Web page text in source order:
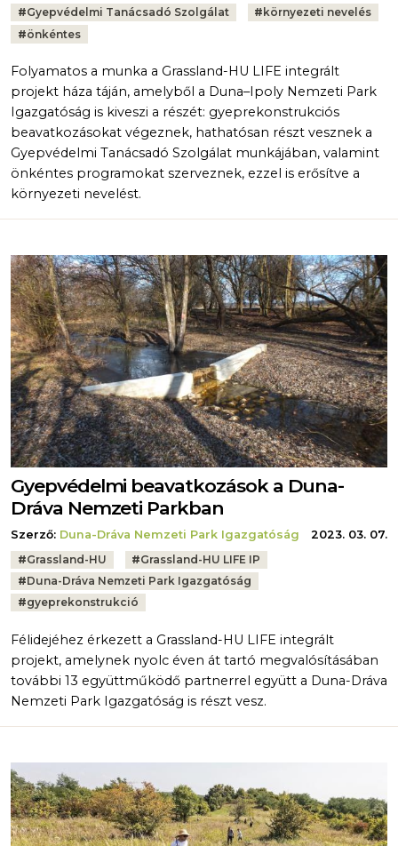
#Gyepvédelmi Tanácsadó Szolgálat # környezeti nevelés
#önkéntes
Folyamatos a munka a Grassland-HU LIFE integrált
projekt háza táján, amelyből a Duna–Ipoly Nemzeti Park
Igazgatóság is kiveszi a részét: gyeprekonstrukciós
beavatkozásokat végeznek, hathatósan részt vesznek a
Gyepvédelmi Tanácsadó Szolgálat munkájában, valamint
önkéntes programokat szerveznek, ezzel is erősítve a
környezeti nevelést.
Gyepvédelmi beavatkozások a Duna-
Dráva Nemzeti Parkban
Szerző: Duna-Dráva Nemzeti Park Igazgatóság
2023. 03. 07.
Tags:
#Grassland-HU #Grassland-HU LIFE IP
#Duna-Dráva Nemzeti Park Igazgatóság
#gyeprekonstrukció
Félidejéhez érkezett a Grassland-HU LIFE integrált
projekt, amelynek nyolc éven át tartó megvalósításában
további 13 együttműködő partnerrel együtt a Duna-Dráva
Nemzeti Park Igazgatóság is részt vesz.